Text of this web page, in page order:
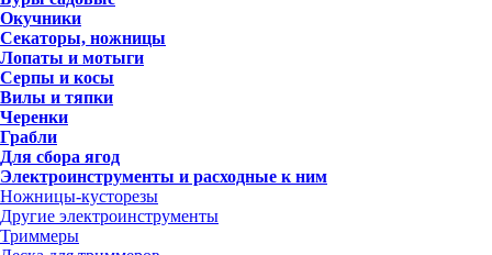
Окучники
Секаторы, ножницы
Лопаты и мотыги
Серпы и косы
Вилы и тяпки
Черенки
Грабли
Для сбора ягод
Электроинструменты и расходные к ним
Ножницы-кусторезы
Другие электроинструменты
Триммеры